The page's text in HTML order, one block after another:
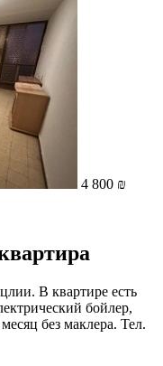
4 800 ₪
В квартире есть
бойлер,
без маклера. Тел.